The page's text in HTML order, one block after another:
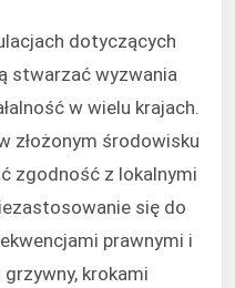
dotyczących
stwarzać wyzwania
w wielu krajach.
złożonym środowisku
zgodność z lokalnymi
się do
prawnymi i
krokami